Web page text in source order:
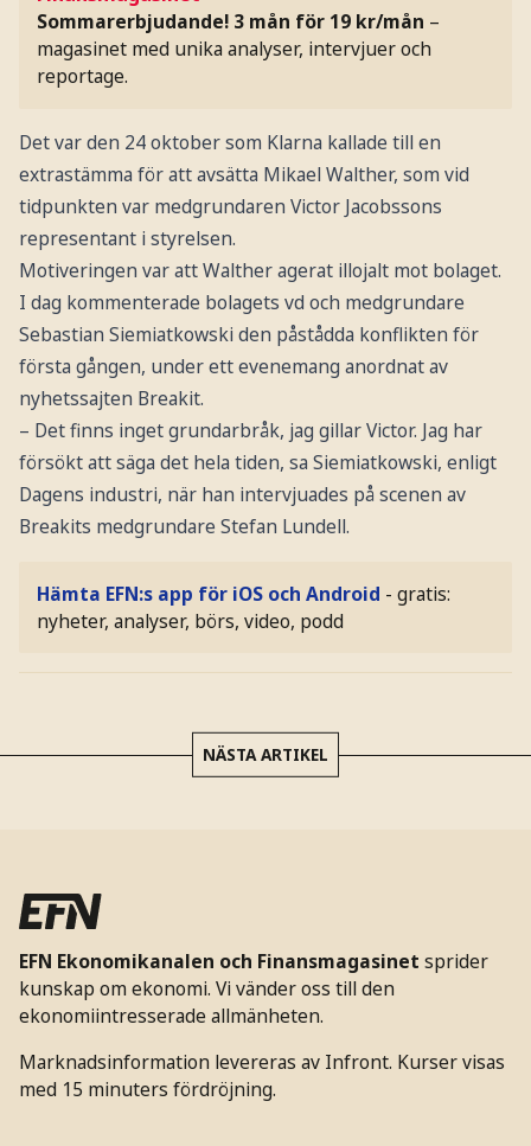
Sommarerbjudande! 3 mån för 19 kr/mån –
magasinet med unika analyser, intervjuer och
reportage.
Det var den 24 oktober som Klarna kallade till en
extrastämma för att avsätta Mikael Walther, som vid
tidpunkten var medgrundaren Victor Jacobssons
representant i styrelsen.
Motiveringen var att Walther agerat illojalt mot bolaget.
I dag kommenterade bolagets vd och medgrundare
Sebastian Siemiatkowski den påstådda konflikten för
första gången, under ett evenemang anordnat av
nyhetssajten Breakit.
– Det finns inget grundarbråk, jag gillar Victor. Jag har
försökt att säga det hela tiden, sa Siemiatkowski, enligt
Dagens industri, när han intervjuades på scenen av
Breakits medgrundare Stefan Lundell.
Hämta EFN:s app för iOS och Android - gratis:
nyheter, analyser, börs, video, podd
NÄSTA ARTIKEL
EFN Ekonomikanalen och Finansmagasinet sprider
kunskap om ekonomi. Vi vänder oss till den
ekonomiintresserade allmänheten.
Marknadsinformation levereras av Infront. Kurser visas
med 15 minuters fördröjning.